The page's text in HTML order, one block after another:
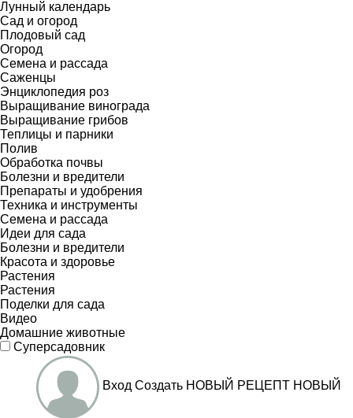
Лунный календарь
Сад и огород
Плодовый сад
Огород
Семена и рассада
Саженцы
Энциклопедия роз
Выращивание винограда
Выращивание грибов
Теплицы и парники
Полив
Обработка почвы
Болезни и вредители
Препараты и удобрения
Техника и инструменты
Семена и рассада
Идеи для сада
Болезни и вредители
Красота и здоровье
Растения
Растения
Поделки для сада
Видео
Домашние животные
Суперсадовник
Вход Создать НОВЫЙ РЕЦЕПТ НОВЫЙ